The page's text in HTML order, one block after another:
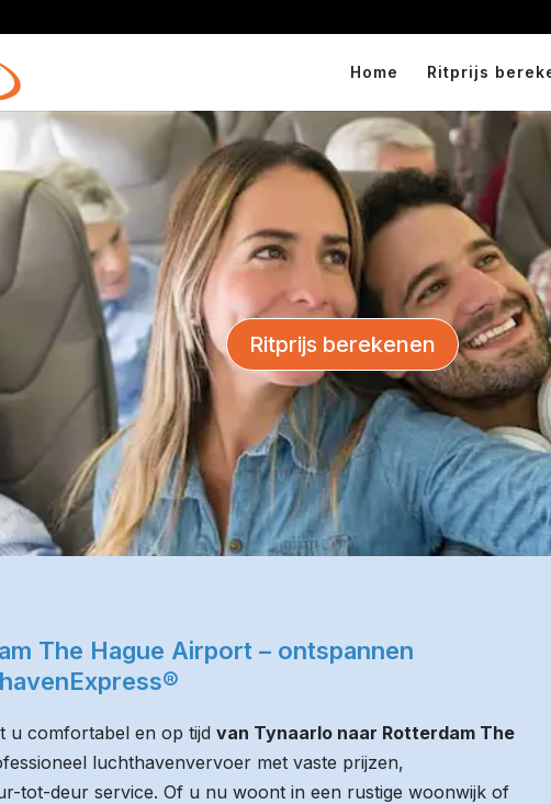
Home Ritprijs
Ritprijs berekenen
The Hague Airport – ontspannen
u comfortabel en op tijd van Tynaarlo naar Rotterdam The
luchthavenvervoer met vaste prijzen,
tot-deur service. Of u nu woont in een rustige woonwijk of